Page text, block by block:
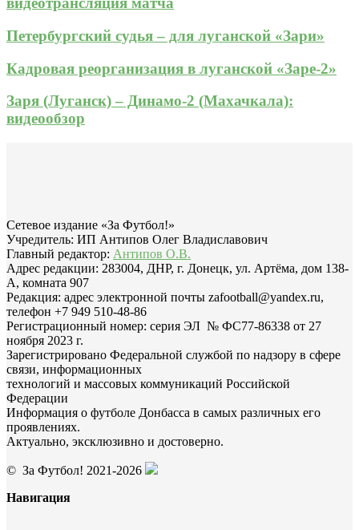
Петербургский судья – для луганской «Зари»
Кадровая реорганизация в луганской «Заре-2»
Заря (Луганск) – Динамо-2 (Махачкала):
видеообзор
Сетевое издание «За Футбол!»
Учредитель: ИП Антипов Олег Владиславович
Главный редактор: Антипов О.В.
Адрес редакции: 283004, ДНР, г. Донецк, ул. Артёма, дом 138-
А, комната 907
Редакция: адрес электронной почты zafootball@yandex.ru,
телефон +7 949 510-48-86
Регистрационный номер: серия ЭЛ № ФС77-86338 от 27
ноября 2023 г.
Зарегистрировано Федеральной службой по надзору в сфере
связи, информационных
технологий и массовых коммуникаций Российской
Федерации
Информация о футболе Донбасса в самых различных его
проявлениях.
Актуально, эксклюзивно и достоверно.
© За Футбол! 2021-2026
Навигация